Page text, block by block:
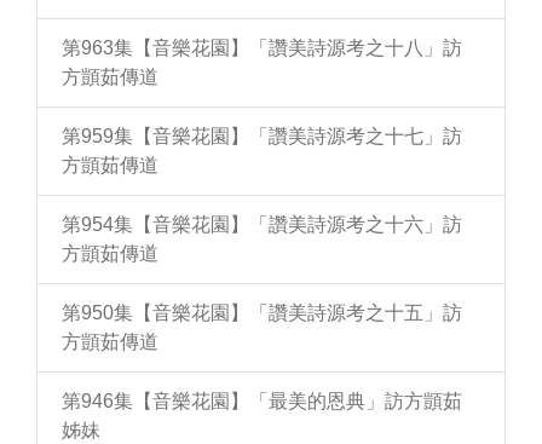
第963集【音樂花園】「讚美詩源考之十八」訪
方顗茹傳道
第959集【音樂花園】「讚美詩源考之十七」訪
方顗茹傳道
第954集【音樂花園】「讚美詩源考之十六」訪
方顗茹傳道
第950集【音樂花園】「讚美詩源考之十五」訪
方顗茹傳道
第946集【音樂花園】「最美的恩典」訪方顗茹
姊妹